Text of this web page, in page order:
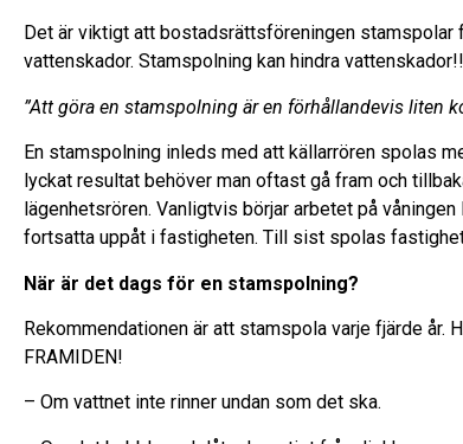
Det är viktigt att bostadsrättsföreningen
vattenskador. Stamspolning kan hindra
”Att göra en stamspolning är en förhållandevis liten
En stamspolning inleds med att källarrören spolas
lyckat resultat behöver man oftast gå fram och
lägenhetsrören. Vanligtvis börjar arbetet på
fortsatta uppåt i fastigheten. Till sist spolas
När är det dags för en stamspolning?
Rekommendationen är att stamspola varje fjärde år.
FRAMIDEN!
– Om vattnet inte rinner undan som det ska.